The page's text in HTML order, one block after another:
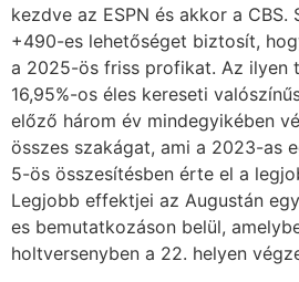
kezdve az ESPN és akkor a
+490-es lehetőséget biztosít,
a 2025-ös friss profikat. Az ilyen
16,95%-os éles kereseti
előző három év mindegyikében
összes szakágat, ami a 2023-as
5-ös összesítésben érte el a
Legjobb effektjei az Augustán
es bemutatkozáson belül,
holtversenyben a 22. helyen